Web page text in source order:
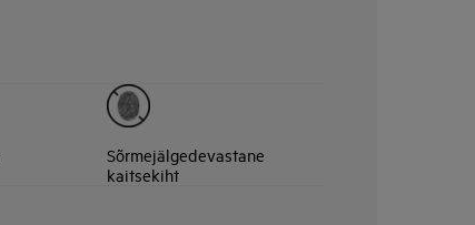
Sõrmejälgedevastane
kaitsekiht